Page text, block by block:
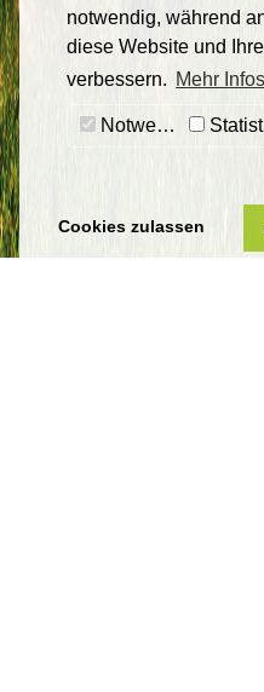
notwendig, während
diese Website und
verbessern. Mehr Infos
Notwendig Statistiken
Cookies zulassen